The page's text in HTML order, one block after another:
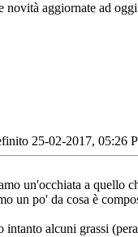
novità aggiornate ad
25-02-2017, 05:26
un'occhiata a quello
un po' da cosa è
intanto alcuni grassi